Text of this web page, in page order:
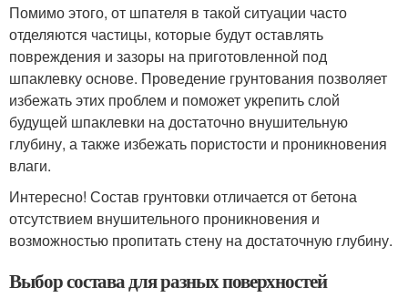
Помимо этого, от шпателя в такой ситуации часто
отделяются частицы, которые будут оставлять
повреждения и зазоры на приготовленной под
шпаклевку основе. Проведение грунтования позволяет
избежать этих проблем и поможет укрепить слой
будущей шпаклевки на достаточно внушительную
глубину, а также избежать пористости и проникновения
влаги.
Интересно! Состав грунтовки отличается от бетона
отсутствием внушительного проникновения и
возможностью пропитать стену на достаточную глубину.
Выбор состава для разных поверхностей